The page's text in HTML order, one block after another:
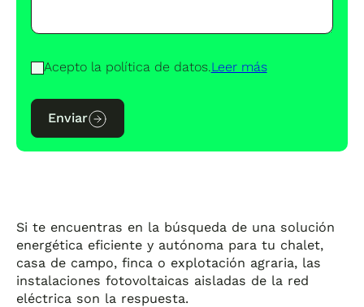
Acepto la política de datos.Leer más
Enviar
Si te encuentras en la búsqueda de una solución
energética eficiente y autónoma para tu chalet,
casa de campo, finca o explotación agraria, las
instalaciones fotovoltaicas aisladas de la red
eléctrica son la respuesta.